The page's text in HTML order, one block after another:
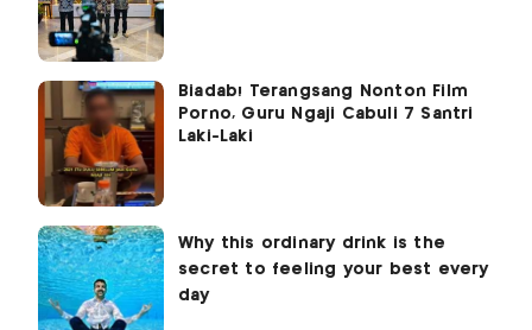
Biadab! Terangsang Nonton Film
Porno, Guru Ngaji Cabuli 7 Santri
Laki-Laki